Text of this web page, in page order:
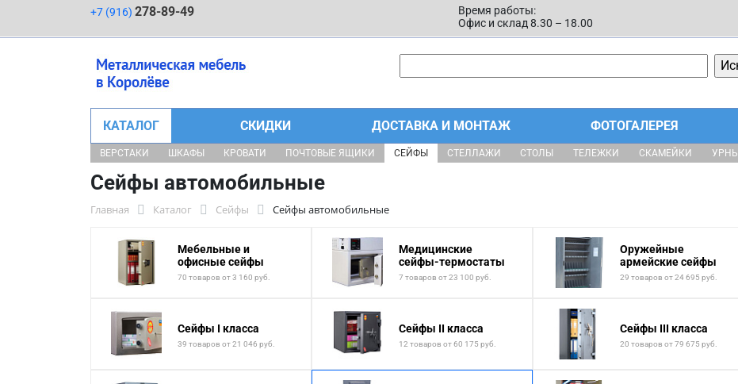
+7 (916) 278-89-49
Время работы:
Офис и склад 8.30 – 18.00
КАТАЛОГ СКИДКИ ДОСТАВКА И МОНТАЖ ФОТОГАЛЕРЕЯ
ВЕРСТАКИ ШКАФЫ КРОВАТИ ПОЧТОВЫЕ ЯЩИКИ СЕЙФЫ СТЕЛЛАЖИ СТОЛЫ ТЕЛЕЖКИ СКАМЕЙКИ УРНЫ
Сейфы автомобильные
Главная Каталог Сейфы Сейфы автомобильные
Мебельные и
офисные сейфы
70 товаров от 3 160 руб.
Медицинские
сейфы-термостаты
7 товаров от 23 100 руб.
Оружейные
армейские сейфы
29 товаров от 24 695 руб.
Сейфы I класса
39 товаров от 21 046 руб.
Сейфы II класса
12 товаров от 60 175 руб.
Сейфы III класса
20 товаров от 79 675 руб.